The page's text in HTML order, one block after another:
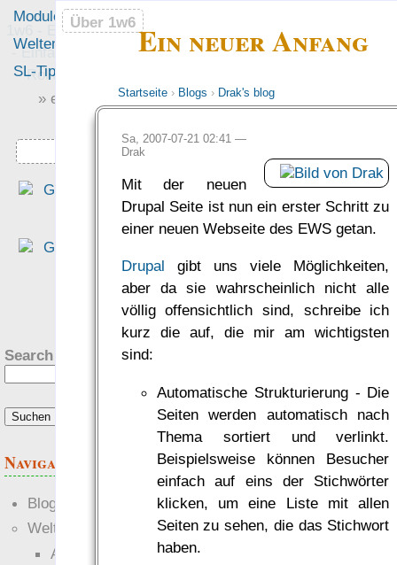
1w6 - Ein Würfel System
- Einfach saubere, freie
Rollenspiel-Regeln
Ein neuer Anfang
Startseite› Blogs › Drak's blog
Sa, 2007-07-21 02:41 —
Drak
Mit der neuen
Drupal Seite ist nun ein erster Schritt zu
einer neuen Webseite des EWS getan.
Drupal gibt uns viele Möglichkeiten,
aber da sie wahrscheinlich nicht alle
völlig offensichtlich sind, schreibe ich
kurz die auf, die mir am wichtigsten
sind:
Automatische Strukturierung - Die
Seiten werden automatisch nach
Thema sortiert und verlinkt.
Beispielsweise können Besucher
einfach auf eins der Stichwörter
klicken, um eine Liste mit allen
Seiten zu sehen, die das Stichwort
haben.
Über 1w6
Module
Welten
Foren
SL-Tipps
» einfach saubere «
» Regeln «
Über 1w6
Downloads
Search this site:
Navigation
Blogs
Welten
Ante Portas
„Das EWS ist ein
gelun­ge­nes Sys­tem, wenn
darum geht, mit
aus dem Boden zu
— Tim Charzinski in
Rezension bei den
helden